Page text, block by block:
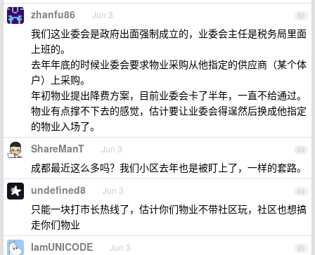
82
zhanfu86 Jun 3
我们这业委会是政府出面强制成立的，业委会主任是税务局里面
上班的。
去年年底的时候业委会要求物业采购从他指定的供应商（某个体
户）上采购。
年初物业提出降费方案，目前业委会卡了半年，一直不给通过。
物业有点撑不下去的感觉，估计要让业委会得逞然后换成他指定
的物业入场了。
83
ShareManT Jun 3
成都最近这么多吗？我们小区去年也是被盯上了，一样的套路。
84
undefined8 Jun 3
只能一块打市长热线了，估计你们物业不带社区玩，社区也想搞
走你们物业
85
IamUNICODE Jun 3